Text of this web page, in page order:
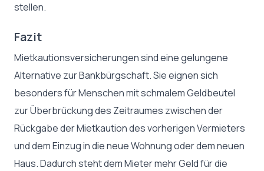
stellen.
Fazit
Mietkautionsversicherungen sind eine gelungene
Alternative zur Bankbürgschaft. Sie eignen sich
besonders für Menschen mit schmalem Geldbeutel
zur Überbrückung des Zeitraumes zwischen der
Rückgabe der Mietkaution des vorherigen Vermieters
und dem Einzug in die neue Wohnung oder dem neuen
Haus. Dadurch steht dem Mieter mehr Geld für die